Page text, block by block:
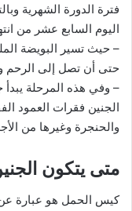
فترة الدورة الشهرية
اليوم السابع عشر من
– حيث تسير البويضة
حتى أن تصل إلى الرحم
– وفي هذه المرحلة
الجنين فقرات العمود
والحنجرة وغيرها من
متى يتكون
كيس الحمل هو عبارة